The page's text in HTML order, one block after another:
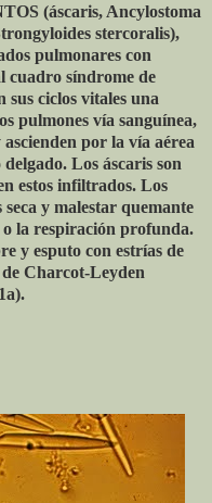
(áscaris, Ancylostoma
stercoralis),
pulmonares con
cuadro síndrome de
sus ciclos vitales una
pulmones vía sanguínea,
por la vía aérea
Los áscaris son
estos infiltrados. Los
y malestar quemante
o la respiración profunda.
y esputo con estrías de
Charcot-Leyden